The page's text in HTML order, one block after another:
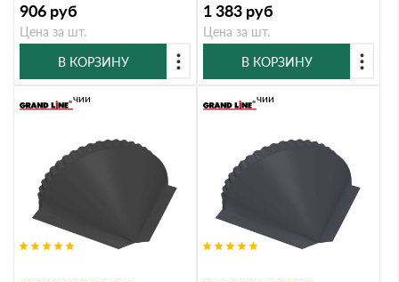
906 руб
Цена за шт.
В КОРЗИНУ
1 383 руб
Цена за шт.
В КОРЗИНУ
В наличии В наличии